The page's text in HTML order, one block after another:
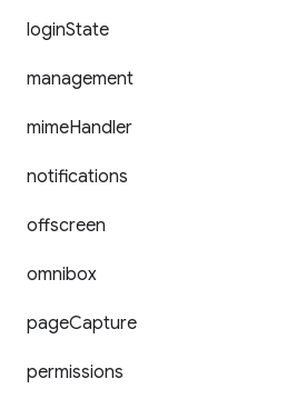
loginState
management
mimeHandler
notifications
offscreen
omnibox
pageCapture
permissions